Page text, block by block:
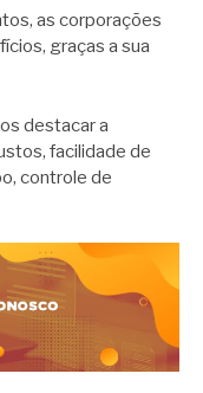
as corporações
graças a sua
destacar a
facilidade de
controle de